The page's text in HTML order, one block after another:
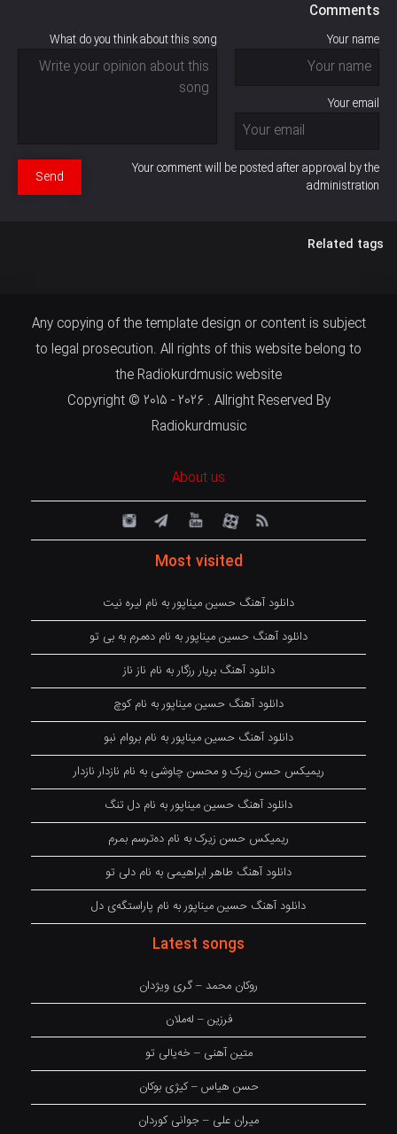
Comments
Your name
Your email
What do you think about this song
Your comment will be posted after approval by the
administration
Send
Related tags
Any copying of the template design or content is subject
to legal prosecution. All rights of this website belong to
the Radiokurdmusic website
Copyright © 2015 - 2026 . Allright Reserved By
Radiokurdmusic
About us
Most visited
دانلود آهنگ حسین میناپور به نام لیره نیت
دانلود آهنگ حسین میناپور به نام دەمرم بە بی تو
دانلود آهنگ بریار رزگار به نام ناز ناز
دانلود آهنگ حسین میناپور به نام کوچ
دانلود آهنگ حسین میناپور به نام بروام نبو
ریمیکس حسن زیرک و محسن چاوشی به نام نازدار نازدار
دانلود آهنگ حسین میناپور به نام دل تنگ
ریمیکس حسن زیرک به نام دەترسم بمرم
دانلود آهنگ طاهر ابراهیمی به نام دلی تو
دانلود آهنگ حسین میناپور به نام پاراستگەی دل
Latest songs
روکان محمد – گری ویژدان
فرزین – لەملان
متین آهنی – خەیالی تو
حسن هیاس – کیژی بوکان
میران علی – جوانی کوردان